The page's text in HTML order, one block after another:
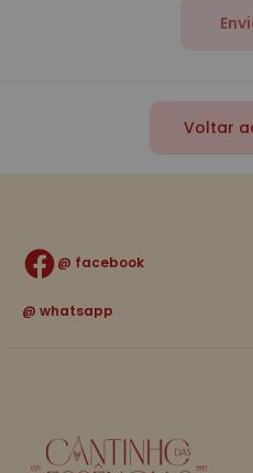
Voltar
facebook
whatsapp